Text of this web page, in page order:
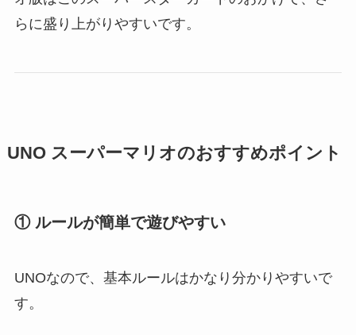
らに盛り上がりやすいです。
UNO スーパーマリオのおすすめポイント
① ルールが簡単で遊びやすい
UNOなので、基本ルールはかなり分かりやすいで
す。